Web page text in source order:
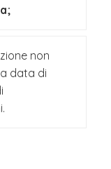
non
data di